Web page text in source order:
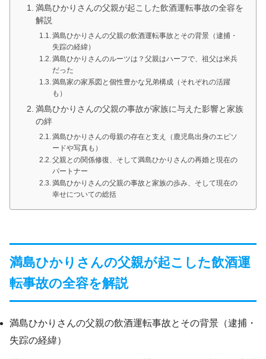
満島ひかりさんの父親が起こした飲酒運転事故の全容を
解説
満島ひかりさんの父親の飲酒運転事故とその背景（逮捕・
失踪の経緯）
満島ひかりさんのルーツは？父親はハーフで、祖父は米兵
だった
満島家の家系図と個性豊かな兄弟構成（それぞれの活躍
も）
満島ひかりさんの父親の事故が家族に与えた影響と家族
の絆
満島ひかりさんの母親の存在と支え（鹿児島出身のエピソ
ードや写真も）
父親との関係修復、そして満島ひかりさんの再婚と現在の
パートナー
満島ひかりさんの父親の事故と家族の歩み、そして現在の
幸せについての総括
満島ひかりさんの父親が起こした飲酒運
転事故の全容を解説
満島ひかりさんの父親の飲酒運転事故とその背景（逮捕・
失踪の経緯）